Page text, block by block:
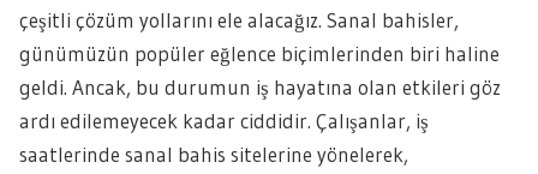
çeşitli çözüm yollarını ele alacağız. Sanal bahisler,
günümüzün popüler eğlence biçimlerinden biri haline
geldi. Ancak, bu durumun iş hayatına olan etkileri göz
ardı edilemeyecek kadar ciddidir. Çalışanlar, iş
saatlerinde sanal bahis sitelerine yönelerek,